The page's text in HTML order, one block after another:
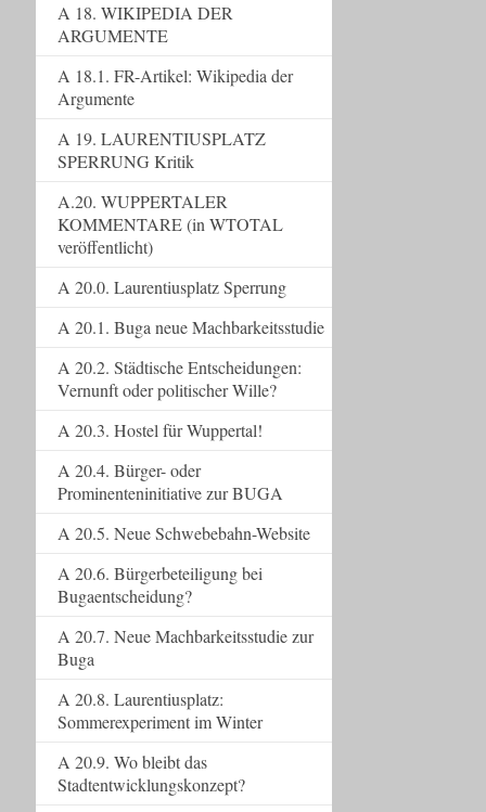
A 18. WIKIPEDIA DER
ARGUMENTE
A 18.1. FR-Artikel: Wikipedia der
Argumente
A 19. LAURENTIUSPLATZ
SPERRUNG Kritik
A.20. WUPPERTALER
KOMMENTARE (in WTOTAL
veröffentlicht)
A 20.0. Laurentiusplatz Sperrung
A 20.1. Buga neue Machbarkeitsstudie
A 20.2. Städtische Entscheidungen:
Vernunft oder politischer Wille?
A 20.3. Hostel für Wuppertal!
A 20.4. Bürger- oder
Prominenteninitiative zur BUGA
A 20.5. Neue Schwebebahn-Website
A 20.6. Bürgerbeteiligung bei
Bugaentscheidung?
A 20.7. Neue Machbarkeitsstudie zur
Buga
A 20.8. Laurentiusplatz:
Sommerexperiment im Winter
A 20.9. Wo bleibt das
Stadtentwicklungskonzept?